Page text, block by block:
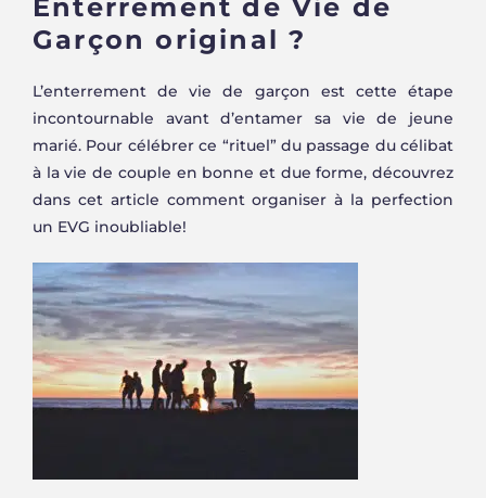
Enterrement de Vie de
Garçon original ?
L’enterrement de vie de garçon est cette étape
incontournable avant d’entamer sa vie de jeune
marié. Pour célébrer ce “rituel” du passage du célibat
à la vie de couple en bonne et due forme, découvrez
dans cet article comment organiser à la perfection
un EVG inoubliable!